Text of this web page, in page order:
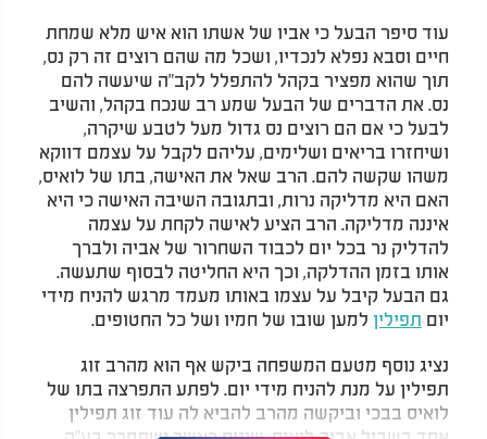
עוד סיפר הבעל כי אביו של אשתו הוא איש מלא שמחת
חיים וסבא נפלא לנכדיו, ושכל מה שהם רוצים זה רק נס,
תוך שהוא מפציר בקהל להתפלל לקב"ה שיעשה להם
נס. את הדברים של הבעל שמע רב שנכח בקהל, והשיב
לבעל כי אם הם רוצים נס גדול מעל לטבע שיקרה,
ושיחזרו בריאים ושלימים, עליהם לקבל על עצמם דווקא
משהו שקשה להם. הרב שאל את האישה, בתו של לואיס,
האם היא מדליקה נרות, ובתגובה השיבה האישה כי היא
איננה מדליקה. הרב הציע לאישה לקחת על עצמה
להדליק נר בכל יום לכבוד השחרור של אביה ולברך
אותו בזמן ההדלקה, וכך היא החליטה לבסוף שתעשה.
גם הבעל קיבל על עצמו באותו מעמד מרגש להניח מידי
יום תפילין למען שובו של חמיו ושל כל החטופים.
נציג נוסף מטעם המשפחה ביקש אף הוא מהרב זוג
תפילין על מנת להניח מידי יום. לפתע התפרצה בתו של
לואיס בבכי וביקשה מהרב להביא לה עוד זוג תפילין